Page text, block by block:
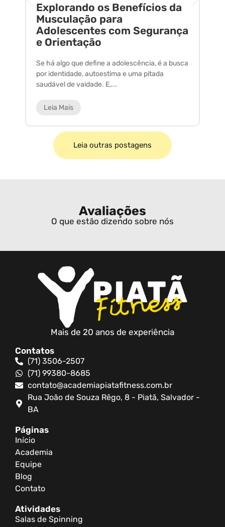
Explorando os Benefícios da
Musculação para
Adolescentes com Segurança
e Orientação
Se há algo que define a adolescência, é a busca
por identidade, autoestima e uma pitada
saudável de vaidade. E,...
Leia Mais
Leia outras postagens
Avaliações
O que estão dizendo sobre nós
Mais de 20 anos de experiência
Contatos
(71) 3506-2507
(71) 99380-8685
contato@academiapiatafitness.com.br
Rua João de Souza Rêgo, 8 - Piatã, Salvador -
BA
Páginas
Início
Academia
Equipe
Blog
Contato
Atividades
Salas de Spinning